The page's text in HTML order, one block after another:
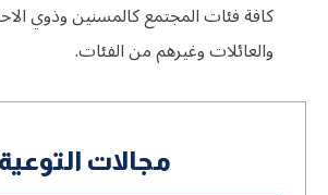
مجالات التوعية
كافة فئات المجتمع كالمسنين وذوي
والعائلات وغيرهم من الفئات.